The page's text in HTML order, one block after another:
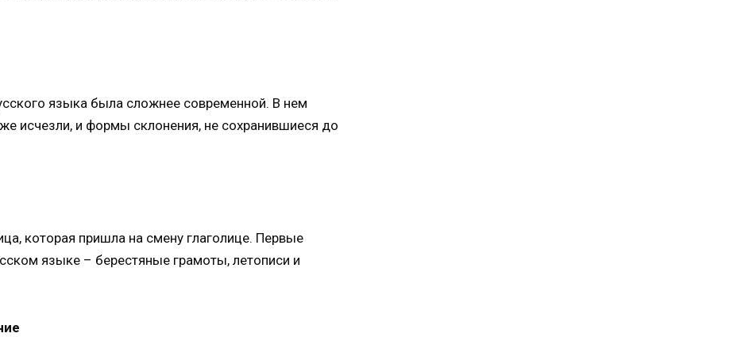
языка была сложнее современной. В нем
исчезли, и формы склонения, не сохранившиеся до
которая пришла на смену глаголице. Первые
языке – берестяные грамоты, летописи и